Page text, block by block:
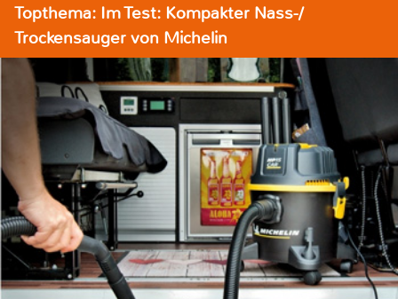
Topthema: Im Test: Kompakter Nass-/
Trockensauger von Michelin